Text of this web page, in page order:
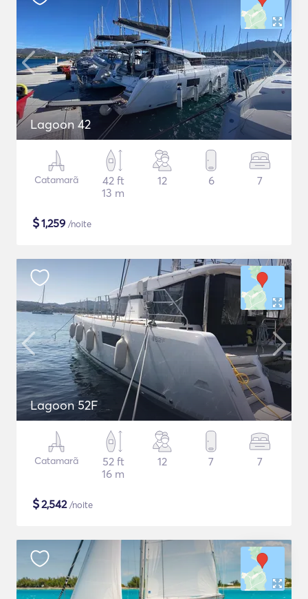
Lagoon 42
Catamarã
42 ft
13 m
12 6 7
$1,259 /noite
Lagoon 52F
Catamarã
52 ft
16 m
12 7 7
$2,542/noite